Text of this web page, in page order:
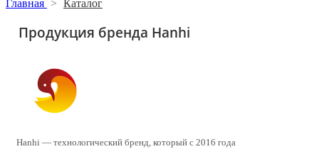
Главная > Каталог
Продукция бренда Hanhi
Hanhi — технологический бренд, который c 2016 года